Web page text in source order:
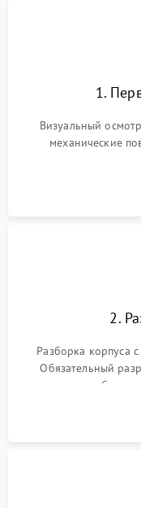
1.
Визуальный
механические
включение,
матрицы и затвора,
2.
Разборка корпуса
Обязательный
вспышки для
пыли, песка и